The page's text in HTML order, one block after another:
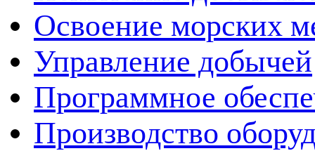
Освоение морских
Управление добычей
Программное
Производство